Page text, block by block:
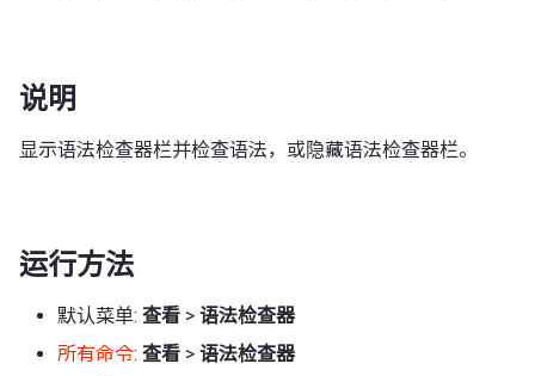
说明
显示语法检查器栏并检查语法，或隐藏语法检查器栏。
运行方法
默认菜单: 查看 > 语法检查器
所有命令: 查看 > 语法检查器